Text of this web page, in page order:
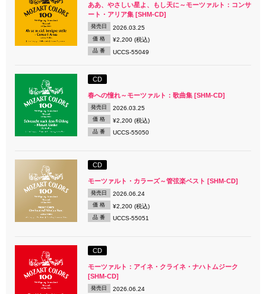
ああ、やさしい星よ、もし天に～モーツァルト：コンサ
ート・アリア集 [SHM-CD]
発売日 2026.03.25
価 格 ¥2,200 (税込)
品 番 UCCS-55049
CD
春への憧れ～モーツァルト：歌曲集 [SHM-CD]
発売日 2026.03.25
価 格 ¥2,200 (税込)
品 番 UCCS-55050
CD
モーツァルト・カラーズ～管弦楽ベスト [SHM-CD]
発売日 2026.06.24
価 格 ¥2,200 (税込)
品 番 UCCS-55051
CD
モーツァルト：アイネ・クライネ・ナハトムジーク
[SHM-CD]
発売日 2026.06.24